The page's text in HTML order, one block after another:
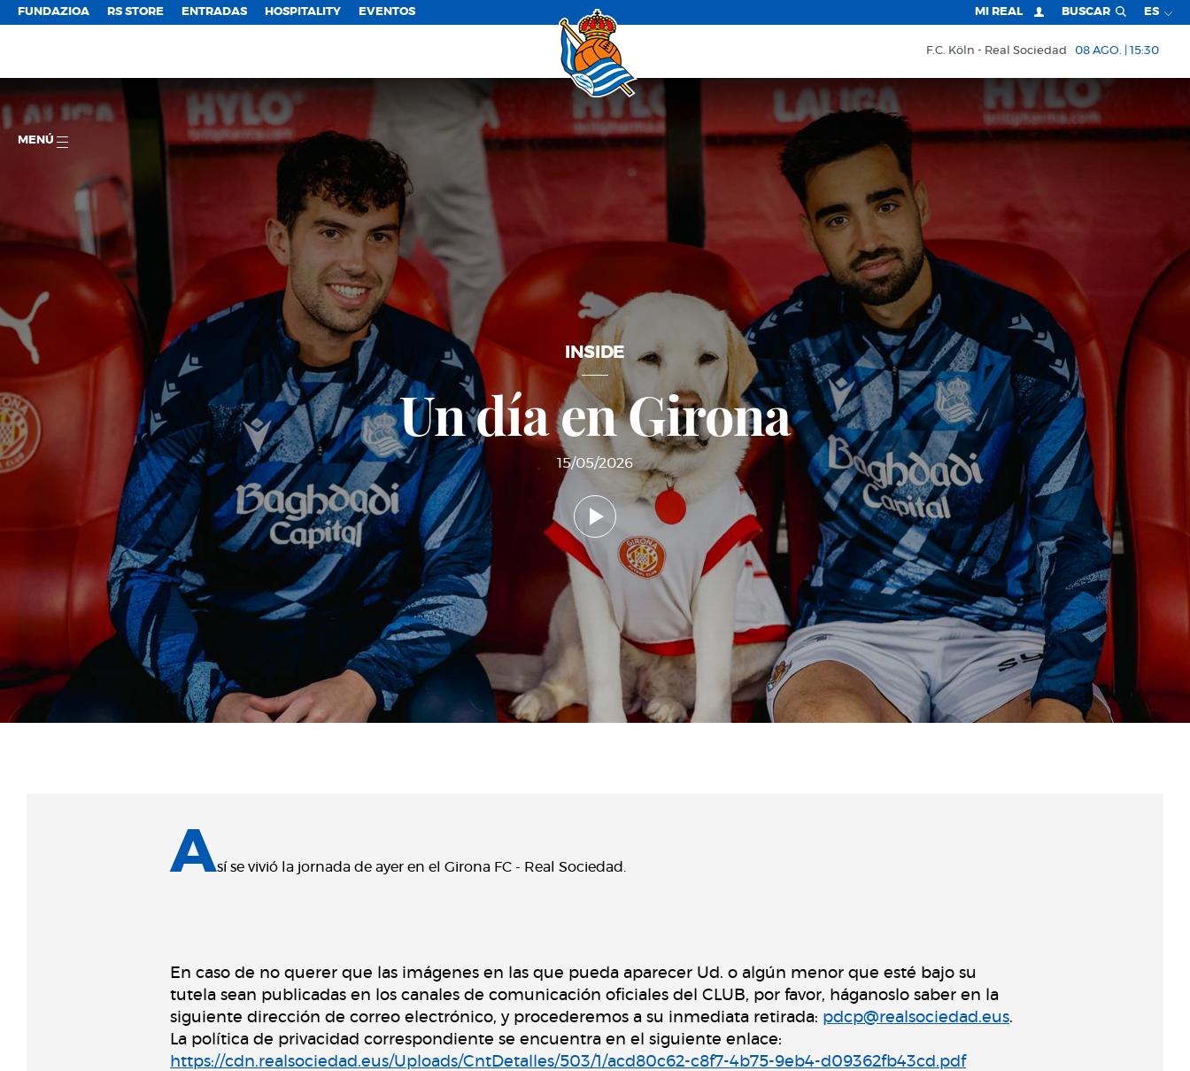
FUNDAZIOA RS STORE ENTRADAS HOSPITALITY EVENTOS MI REAL BUSCAR ES
F.C. Köln Real Sociedad 08 AGO. | 15:30
MENÚ
INSIDE
Un día en Girona
15/05/2026
Así se vivió la jornada de ayer en el Girona FC - Real Sociedad.
En caso de no querer que las imágenes en las que pueda aparecer Ud. o algún menor que esté bajo su
tutela sean publicadas en los canales de comunicación oficiales del CLUB, por favor, háganoslo saber en la
siguiente dirección de correo electrónico, y procederemos a su inmediata retirada: pdcp@realsociedad.eus.
La política de privacidad correspondiente se encuentra en el siguiente enlace:
https://cdn.realsociedad.eus/Uploads/CntDetalles/503/1/acd80c62-c8f7-4b75-9eb4-d09362fb43cd.pdf